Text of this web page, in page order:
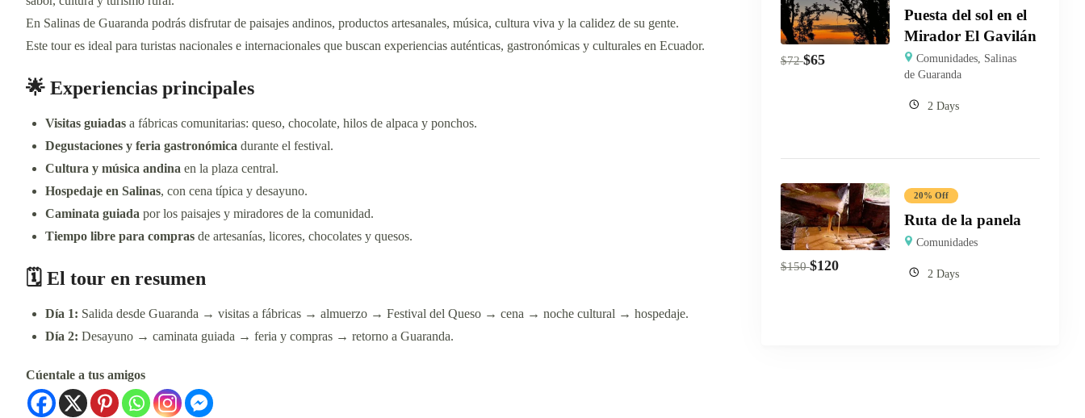
En Salinas de Guaranda podrás disfrutar de paisajes andinos, productos artesanales, música, cultura viva y la calidez de su gente.
Este tour es ideal para turistas nacionales e internacionales que buscan experiencias auténticas, gastronómicas y culturales en Ecuador.
🌟 Experiencias principales
Visitas guiadas a fábricas comunitarias: queso, chocolate, hilos de alpaca y ponchos.
Degustaciones y feria gastronómica durante el festival.
Cultura y música andina en la plaza central.
Hospedaje en Salinas, con cena típica y desayuno.
Caminata guiada por los paisajes y miradores de la comunidad.
Tiempo libre para compras de artesanías, licores, chocolates y quesos.
🗓️ El tour en resumen
Día 1: Salida desde Guaranda → visitas a fábricas → almuerzo → Festival del Queso → cena → noche cultural → hospedaje.
Día 2: Desayuno → caminata guiada → feria y compras → retorno a Guaranda.
Cúentale a tus amigos
$72 $65
Puesta del sol en el
Mirador El Gavilán
Comunidades, Salinas
de Guaranda
2 Days
$150 $120
20% Off
Ruta de la panela
Comunidades
2 Days